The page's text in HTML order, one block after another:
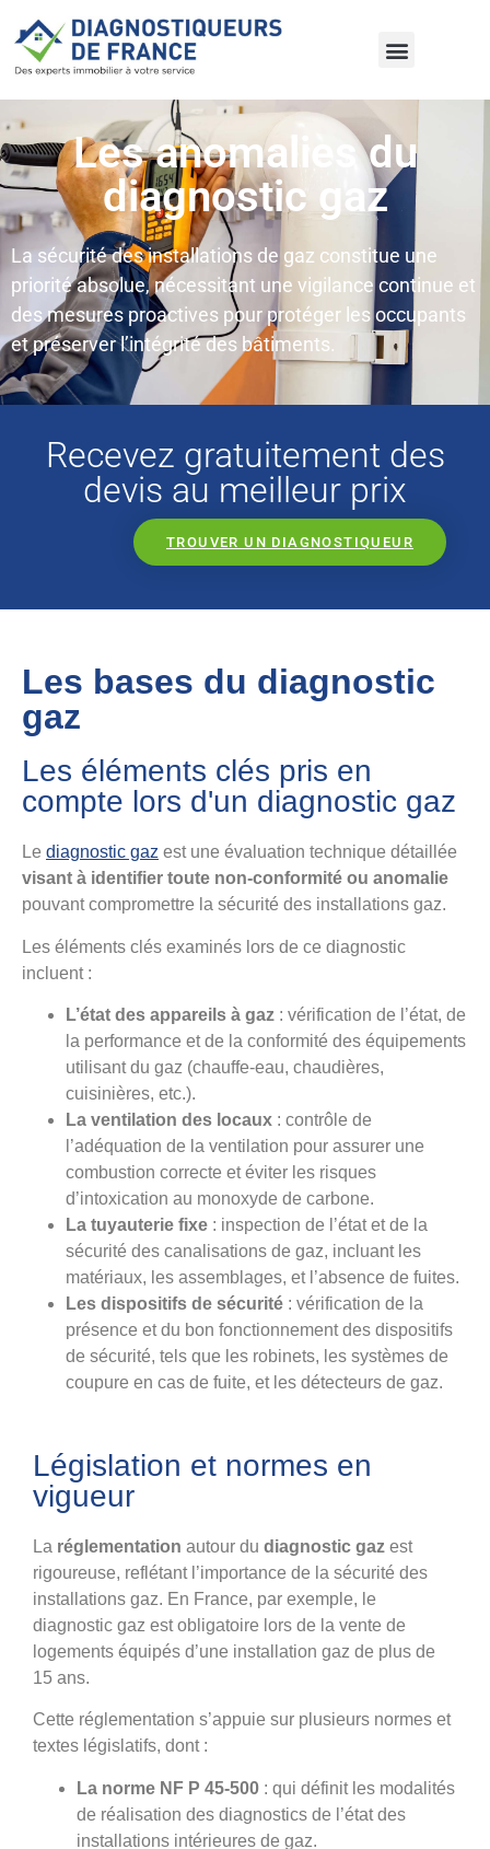
Les anomalies du
diagnostic gaz
La sécurité des installations de gaz constitue une
priorité absolue, nécessitant une vigilance continue et
des mesures proactives pour protéger les occupants
et préserver l’intégrité des bâtiments.
Recevez gratuitement des
devis au meilleur prix
TROUVER UN DIAGNOSTIQUEUR
Les bases du diagnostic
gaz
Les éléments clés pris en
compte lors d'un diagnostic gaz
Le diagnostic gaz est une évaluation technique détaillée
visant à identifier toute non-conformité ou anomalie
pouvant compromettre la sécurité des installations gaz.
Les éléments clés examinés lors de ce diagnostic
incluent :
L’état des appareils à gaz : vérification de l’état, de
la performance et de la conformité des équipements
utilisant du gaz (chauffe-eau, chaudières,
cuisinières, etc.).
La ventilation des locaux : contrôle de
l’adéquation de la ventilation pour assurer une
combustion correcte et éviter les risques
d’intoxication au monoxyde de carbone.
La tuyauterie fixe : inspection de l’état et de la
sécurité des canalisations de gaz, incluant les
matériaux, les assemblages, et l’absence de fuites.
Les dispositifs de sécurité : vérification de la
présence et du bon fonctionnement des dispositifs
de sécurité, tels que les robinets, les systèmes de
coupure en cas de fuite, et les détecteurs de gaz.
Législation et normes en
vigueur
La réglementation autour du diagnostic gaz est
rigoureuse, reflétant l’importance de la sécurité des
installations gaz. En France, par exemple, le
diagnostic gaz est obligatoire lors de la vente de
logements équipés d’une installation gaz de plus de
15 ans.
Cette réglementation s’appuie sur plusieurs normes et
textes législatifs, dont :
La norme NF P 45-500 : qui définit les modalités
de réalisation des diagnostics de l’état des
installations intérieures de gaz.